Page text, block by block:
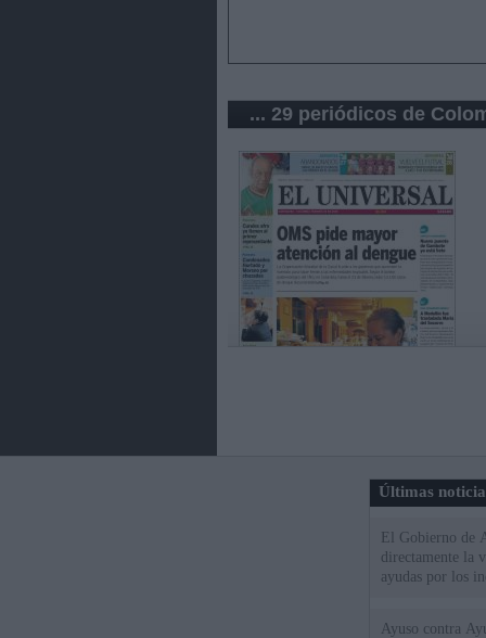
... 29 periódicos de
Últimas
El Gobierno de
directamente la
ayudas por los
Ayuso contra